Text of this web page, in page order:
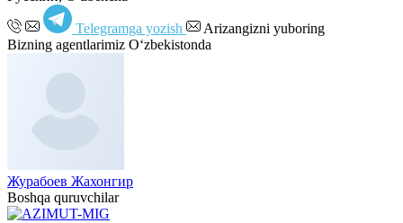
Telegramga yozish
Arizangizni yuboring
Bizning agentlarimiz O‘zbekistonda
Журабоев Жахонгир
Boshqa quruvchilar